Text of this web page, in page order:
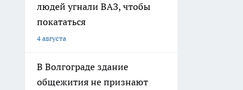
людей угнали ВАЗ, чтобы
покататься
4 августа
В Волгограде здание
общежития не признают